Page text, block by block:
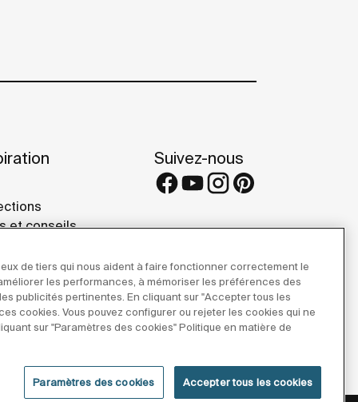
et conseils
Galleries
Suivez-nous
de tiers qui nous aident à faire fonctionner correctement le
les performances, à mémoriser les préférences des
publicités pertinentes. En cliquant sur "Accepter tous les
cookies. Vous pouvez configurer ou rejeter les cookies qui ne
sur "Paramètres des cookies" Politique en matière de
Paramètres des cookies Accepter tous les cookies